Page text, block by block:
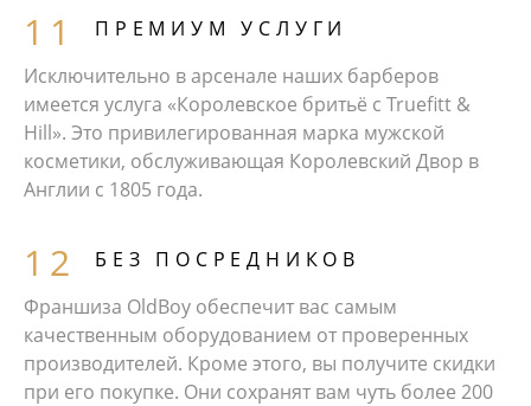
ПРЕМИУМ УСЛУГИ
Исключительно в арсенале наших барберов
имеется услуга «Королевское бритьё с Truefitt &
Hill». Это привилегированная марка мужской
косметики, обслуживающая Королевский Двор в
Англии с 1805 года.
БЕЗ ПОСРЕДНИКОВ
Франшиза OldBoy обеспечит вас самым
качественным оборудованием от проверенных
производителей. Кроме этого, вы получите скидки
при его покупке. Они сохранят вам чуть более 200